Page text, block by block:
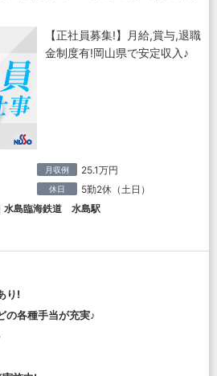
【正社員募集!】月給,賞与,退職
金制度有!岡山県で安定収入♪
月収例 25.1万円
休日 5勤2休（土日）
水島臨海鉄道 水島駅
り!
の各種手当が充実♪